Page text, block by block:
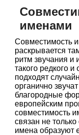
именами
Совместимость
раскрывается
ритм звучания и
такого редкого
подходят
органично
благородные
европейским
совместимость
связан не
имена образуют